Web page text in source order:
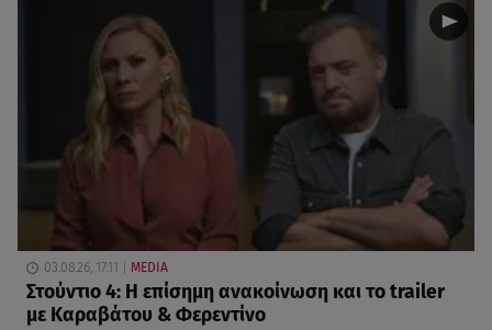
03.08.26, 17:11 MEDIA
Στούντιο 4: Η επίσημη ανακοίνωση και το trailer
με Καραβάτου & Φερεντίνο